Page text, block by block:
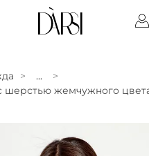
...
шерстью жемчужного